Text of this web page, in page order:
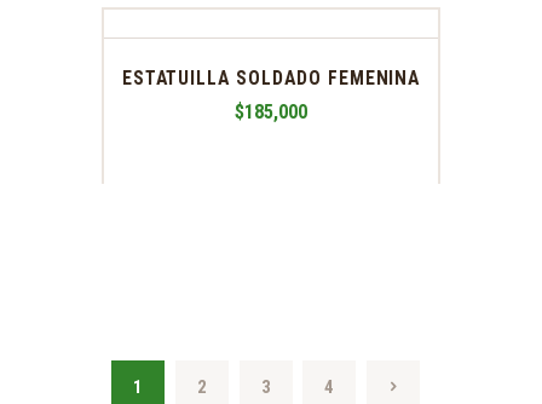
ESTATUILLA SOLDADO FEMENINA
$185,000
1 2 3 4
→